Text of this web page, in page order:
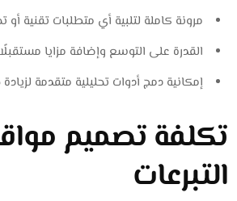
مرونة كاملة لتلبية أي متطلبات تقنية أو
القدرة على التوسع وإضافة مزايا
إمكانية دمج أدوات تحليلية متقدمة
تكلفة تصميم
التبرعات